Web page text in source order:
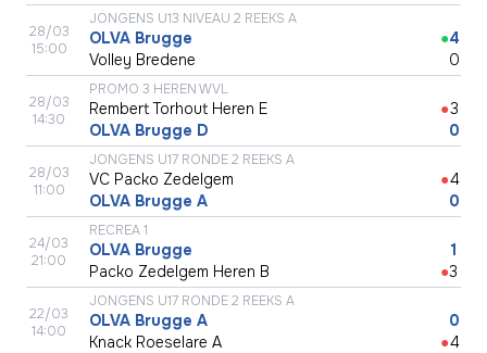
28/03
15:00
JONGENS U13 NIVEAU 2 REEKS A
OLVA Brugge
Volley Bredene
●4
0
28/03
14:30
PROMO 3 HEREN WVL
Rembert Torhout Heren E
OLVA Brugge D
●3
0
28/03
11:00
JONGENS U17 RONDE 2 REEKS A
VC Packo Zedelgem
OLVA Brugge A
●4
0
24/03
21:00
RECREA 1
OLVA Brugge
Packo Zedelgem Heren B
●
1
3
22/03
14:00
JONGENS U17 RONDE 2 REEKS A
OLVA Brugge A
Knack Roeselare A
●
0
4